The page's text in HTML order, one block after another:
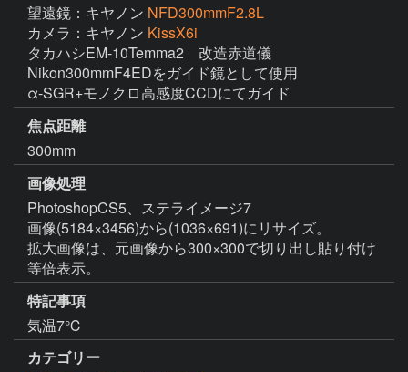
望遠鏡：キヤノン NFD300mmF2.8L
カメラ：キヤノン KissX6i
タカハシEM-10Temma2　改造赤道儀
Nikon300mmF4EDをガイド鏡として使用
焦点距離
300mm
画像処理
PhotoshopCS5、ステライメージ7
画像(5184×3456)から(1036×691)にリサイズ。
拡大画像は、元画像から300×300で切り出し貼り付け
等倍表示。
特記事項
気温7℃
カテゴリー